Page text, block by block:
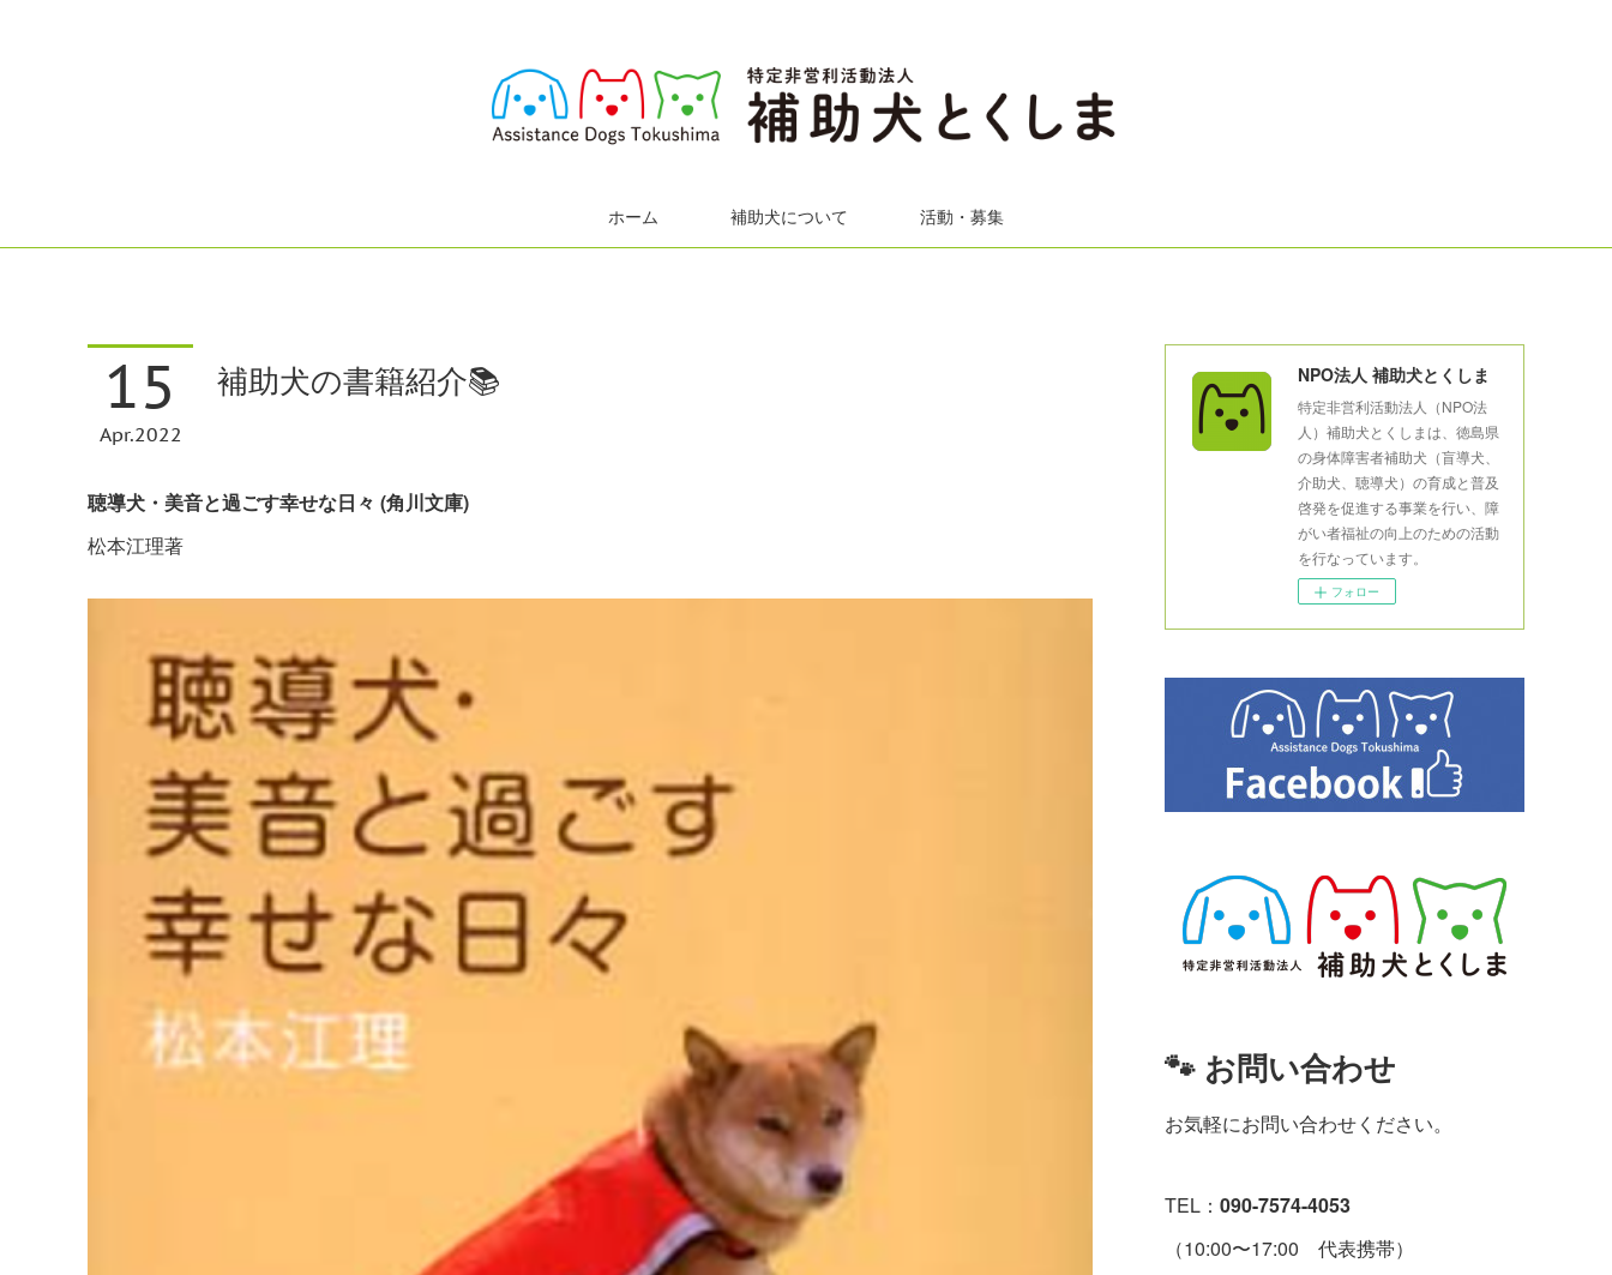
ホーム 補助犬について 活動・募集
15
Apr 2022
補助犬の書籍紹介📚
聴導犬・美音と過ごす幸せな日々 (角川文庫)
松本江理著
NPO法人 補助犬とくしま
特定非営利活動法人（NPO法
人）補助犬とくしまは、徳島県
の身体障害者補助犬（盲導犬、
介助犬、聴導犬）の育成と普及
啓発を促進する事業を行い、障
がい者福祉の向上のための活動
を行なっています。
フォロー
🐾 お問い合わせ
お気軽にお問い合わせください。
TEL： 090-7574-4053
（10:00〜17:00 代表携帯）